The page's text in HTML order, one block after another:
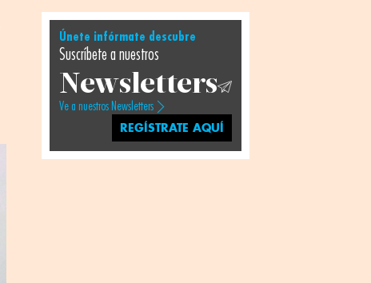
Únete infórmate descubre
Suscríbete a nuestros
Newsletters
Ve a nuestros Newsletters
REGÍSTRATE AQUÍ